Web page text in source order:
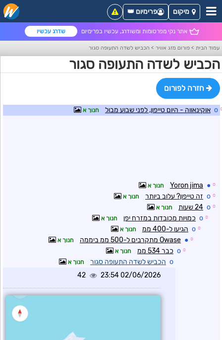
אתר נקי מפרסומות ומשודרג, עכשיו בפרימיום שדרג עכשיו
מיקום פרימיום 👑
עמוד הבית > פורום מזג אוויר > הכביש לשדה התעופה סגור
הכביש לשדה התעופה סגור
חזרה לפורום
o אוקינאווה - היום טייפון, לפני שבוע מבול חנוך א
☼
●
Yoron jima חנוך א
☼
o זה טייפון? עלוב ביותר חנוך א
☼
o 24 שעות חנוך א
☼
o כמויות מכובדות במזרח יפן חנוך א
☼
o הגיעו ל-400 ממ חנוך א
☼
● Owase מתקרבים ל-500 ממ ביממה חנוך א
☼
o כבר 534 ממ חנוך א
o הכביש לשדה התעופה סגור חנוך א
02/06/2026 23:54
42